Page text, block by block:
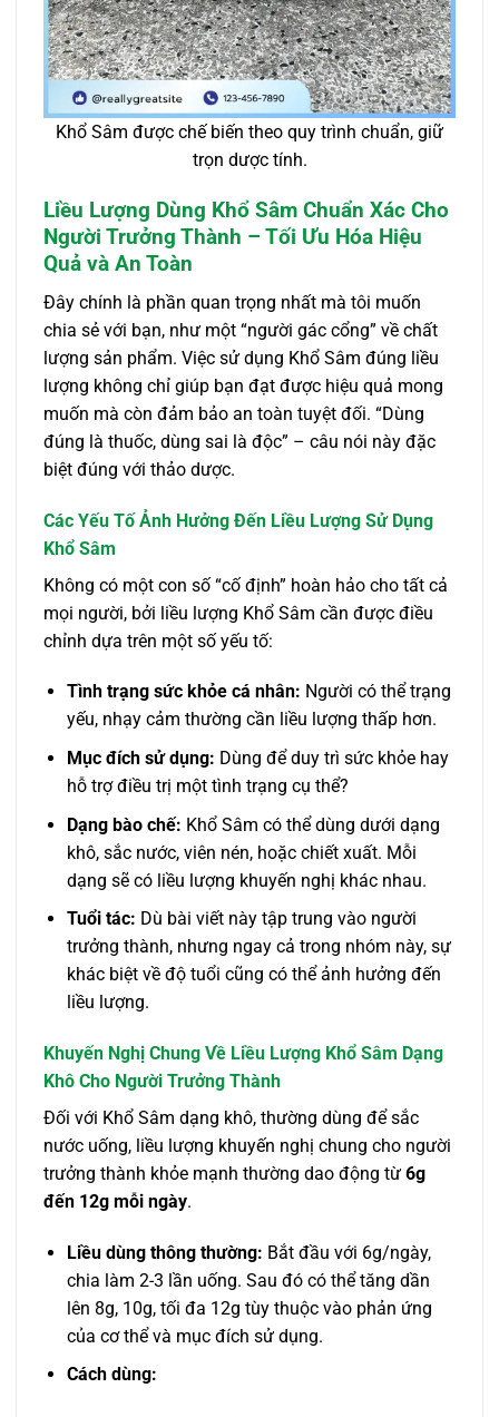
Khổ Sâm được chế biến theo quy trình chuẩn, giữ
trọn dược tính.
Liều Lượng Dùng Khổ Sâm Chuẩn Xác Cho
Người Trưởng Thành – Tối Ưu Hóa Hiệu
Quả và An Toàn
Đây chính là phần quan trọng nhất mà tôi muốn
chia sẻ với bạn, như một “người gác cổng” về chất
lượng sản phẩm. Việc sử dụng Khổ Sâm đúng liều
lượng không chỉ giúp bạn đạt được hiệu quả mong
muốn mà còn đảm bảo an toàn tuyệt đối. “Dùng
đúng là thuốc, dùng sai là độc” – câu nói này đặc
biệt đúng với thảo dược.
Các Yếu Tố Ảnh Hưởng Đến Liều Lượng Sử Dụng
Khổ Sâm
Không có một con số “cố định” hoàn hảo cho tất cả
mọi người, bởi liều lượng Khổ Sâm cần được điều
chỉnh dựa trên một số yếu tố:
Tình trạng sức khỏe cá nhân: Người có thể trạng
yếu, nhạy cảm thường cần liều lượng thấp hơn.
Mục đích sử dụng: Dùng để duy trì sức khỏe hay
hỗ trợ điều trị một tình trạng cụ thể?
Dạng bào chế: Khổ Sâm có thể dùng dưới dạng
khô, sắc nước, viên nén, hoặc chiết xuất. Mỗi
dạng sẽ có liều lượng khuyến nghị khác nhau.
Tuổi tác: Dù bài viết này tập trung vào người
trưởng thành, nhưng ngay cả trong nhóm này, sự
khác biệt về độ tuổi cũng có thể ảnh hưởng đến
liều lượng.
Khuyến Nghị Chung Về Liều Lượng Khổ Sâm Dạng
Khô Cho Người Trưởng Thành
Đối với Khổ Sâm dạng khô, thường dùng để sắc
nước uống, liều lượng khuyến nghị chung cho người
trưởng thành khỏe mạnh thường dao động từ 6g
đến 12g mỗi ngày.
Liều dùng thông thường: Bắt đầu với 6g/ngày,
chia làm 2-3 lần uống. Sau đó có thể tăng dần
lên 8g, 10g, tối đa 12g tùy thuộc vào phản ứng
của cơ thể và mục đích sử dụng.
Cách dùng: